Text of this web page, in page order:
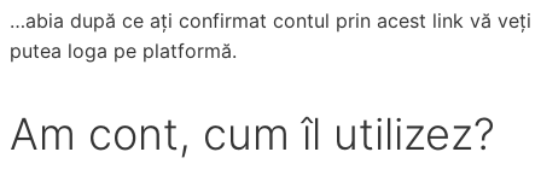
…abia după ce ați confirmat contul prin acest link vă veți
putea loga pe platformă.
Am cont, cum îl utilizez?